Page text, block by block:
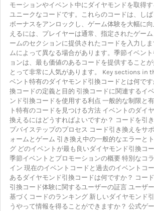
モーションやイベント中にダイヤモンドを取得
ユニークなコードです。これらのコードは、し
ボーナスをアンロックし、ゲーム体験を大幅に
えるには、プレイヤーは通常、指定されたゲー
ームのセクションに提供されたコードを入力し
ムによって異なる場合があります。季節イベン
ョンは、最も価値のあるコードを提供すること
とって非常に人気があります。 Key sections in
ベント特有のダイヤモンド引換コードとは何です
換コードの定義と目的 引換コードに関連するイ
ンド引換コードを使用する利点 一般的な制限と
ト特有のコードを見つける方法 イベントのダイ
換えるにはどうすればよいですか？ コードを引
プバイステップのプロセス コード引き換えをサ
ォームとゲーム 引き換え中の一般的なエラーと
グ どのイベントが最も良いダイヤモンド引換コ
季節イベントとプロモーションの概要 特別なコ
イン 現在のイベントコードと過去のイベントコ
あるダイヤモンド引換コードは何ですか？ コー
引換コード体験に関するユーザーの証言 ユーザ
基づくコードのランキング 新しいダイヤモンド
うやって情報を得ることができますか？ 公式ゲ